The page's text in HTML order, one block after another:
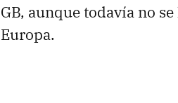
GB, aunque todavía no
Europa.